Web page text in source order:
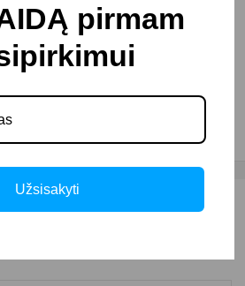
stabdžiais;
mm.
pirmam
Užsisakyti